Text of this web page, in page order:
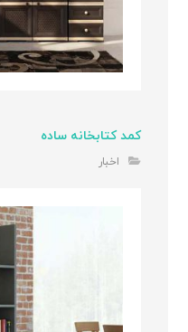
کمد کتابخانه ساده
اخبار